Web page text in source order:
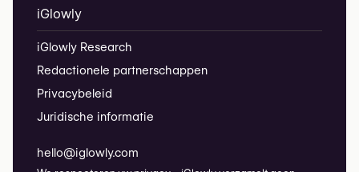
iGlowly
iGlowly Research
Redactionele partnerschappen
Privacybeleid
Juridische informatie
hello@iglowly.com